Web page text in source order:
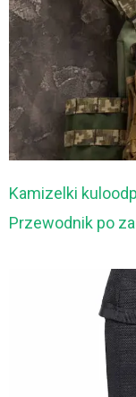
Kamizelki
Przewodnik po